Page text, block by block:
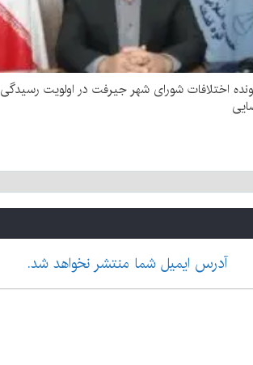
اختلافات شورای شهر جیرفت در اولویت رسیدگی
آدرس ایمیل شما منتشر نخواهد شد.